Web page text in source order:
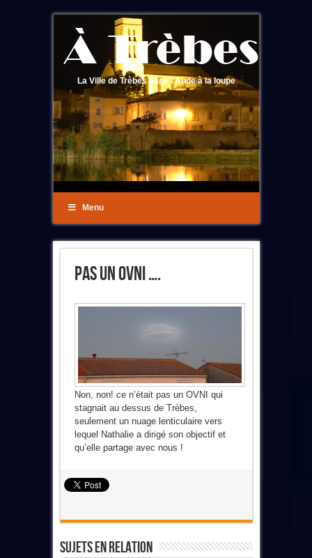
La Ville de Trèbes dans l'Aude à la loupe
Menu
Pas Un OVNI ….
Non, non! ce n’était pas un OVNI qui
stagnait au dessus de Trèbes,
seulement un nuage lenticulaire vers
lequel Nathalie a dirigé son objectif et
qu’elle partage avec nous !
Sujets En Relation